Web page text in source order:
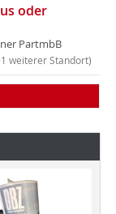
oder
PartmbB
weiterer Standort)